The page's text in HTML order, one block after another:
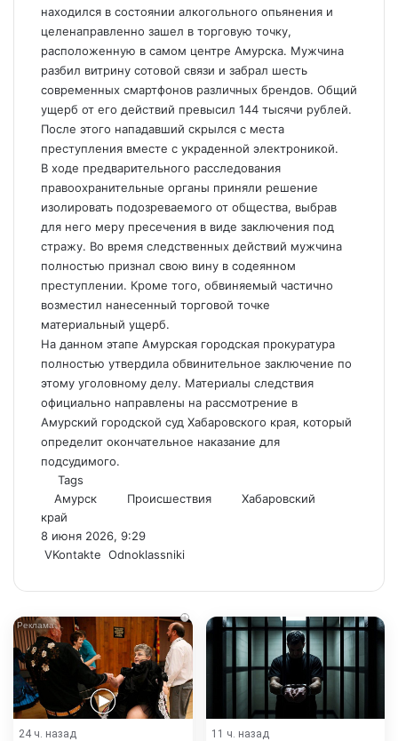
находился в состоянии алкогольного опьянения и
целенаправленно зашел в торговую точку,
расположенную в самом центре Амурска. Мужчина
разбил витрину сотовой связи и забрал шесть
современных смартфонов различных брендов. Общий
ущерб от его действий превысил 144 тысячи рублей.
После этого нападавший скрылся с места
преступления вместе с украденной электроникой.
В ходе предварительного расследования
правоохранительные органы приняли решение
изолировать подозреваемого от общества, выбрав
для него меру пресечения в виде заключения под
стражу. Во время следственных действий мужчина
полностью признал свою вину в содеянном
преступлении. Кроме того, обвиняемый частично
возместил нанесенный торговой точке
материальный ущерб.
На данном этапе Амурская городская прокуратура
полностью утвердила обвинительное заключение по
этому уголовному делу. Материалы следствия
официально направлены на рассмотрение в
Амурский городской суд Хабаровского края, который
определит окончательное наказание для
подсудимого.
Tags
Амурск
Происшествия
Хабаровский
край
8 июня 2026, 9:29
VKontakte Odnoklassniki
Email
i
24 ч. назад
11 ч. назад